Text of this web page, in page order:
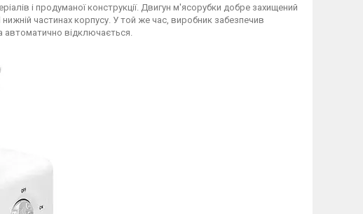
і продуманої конструкції. Двигун м'ясорубки добре захищений
нижній частинах корпусу. У той же час, виробник забезпечив
автоматично відключається.